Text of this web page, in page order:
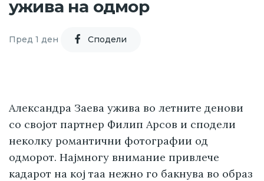
ужива на одмор
Пред 1 ден Cподели
Александра Заева ужива во летните денови
со својот партнер Филип Арсов и сподели
неколку романтични фотографии од
одморот. Најмногу внимание привлече
кадарот на кој таа нежно го бакнува во образ